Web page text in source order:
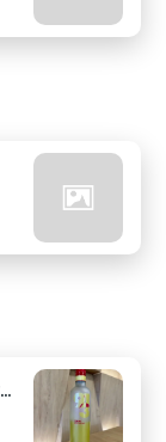
ВОДКА 913 НОВА 700МЛ (висока бутилка)